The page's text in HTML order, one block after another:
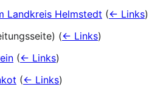
Landkreis Helmstedt (← Links)
(← Links)
(← Links)
(← Links)